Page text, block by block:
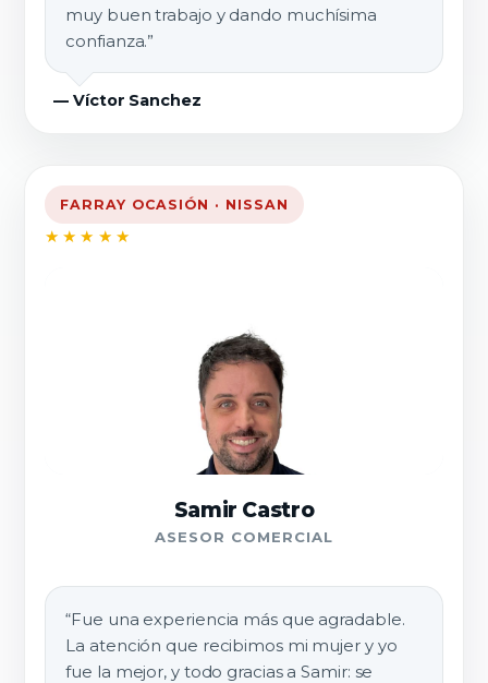
muy buen trabajo y dando muchísima
confianza.”
— Víctor Sanchez
FARRAY OCASIÓN · NISSAN
★★★★★
Samir Castro
ASESOR COMERCIAL
“Fue una experiencia más que agradable.
La atención que recibimos mi mujer y yo
fue la mejor, y todo gracias a Samir: se